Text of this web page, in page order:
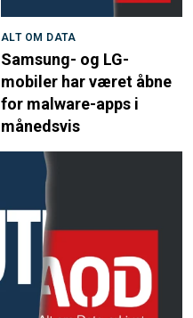
ALT OM DATA
Samsung- og LG-
mobiler har været åbne
for malware-apps i
månedsvis